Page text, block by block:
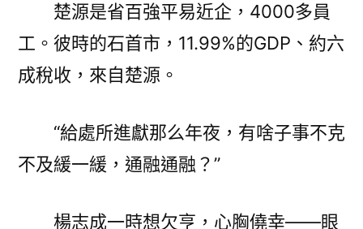
楚源是省百強平易近企，4000多員
工。彼時的石首市，11.99%的GDP、約六
成稅收，來自楚源。
“給處所進獻那么年夜，有啥子事不克
不及緩一緩，通融通融？”
楊志成一時想欠亨，心胸僥幸——眼